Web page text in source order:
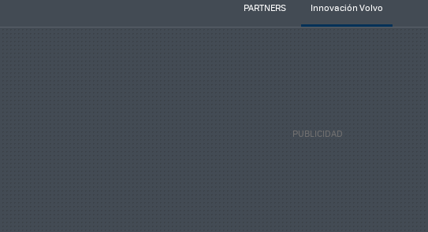
PARTNERS Innovación Volvo